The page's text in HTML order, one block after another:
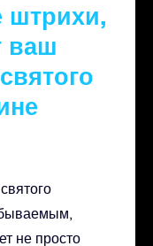
штрихи,
ваш
не просто